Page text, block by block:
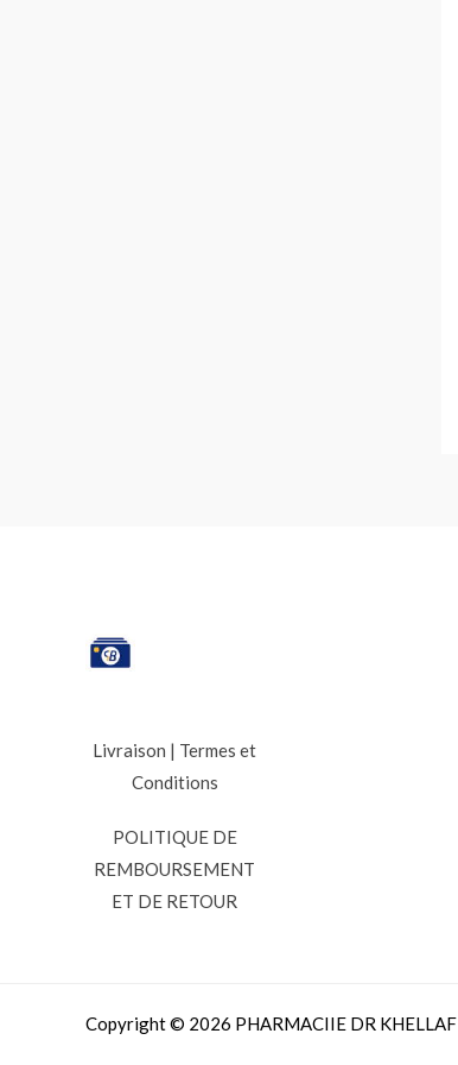
Livraison | Termes et
Conditions
POLITIQUE DE
REMBOURSEMENT
ET DE RETOUR
Copyright © 2026 PHARMACIIE DR KHELLAF